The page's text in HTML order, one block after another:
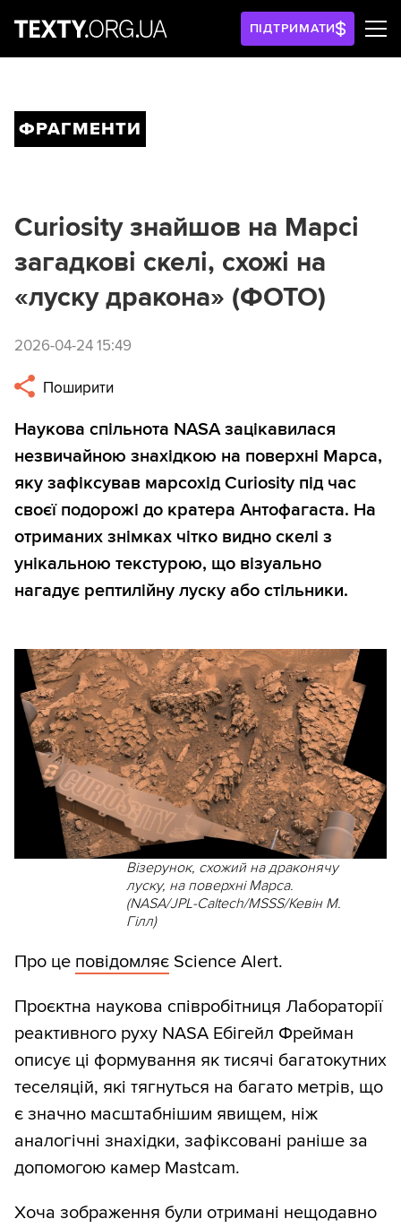
ПІДТРИМАТИ
ФРАГМЕНТИ
Curiosity знайшов на Марсі
загадкові скелі, схожі на
«луску дракона» (ФОТО)
2026-04-24 15:49
Поширити
Наукова спільнота NASA зацікавилася
незвичайною знахідкою на поверхні Марса,
яку зафіксував марсохід Curiosity під час
своєї подорожі до кратера Антофагаста. На
отриманих знімках чітко видно скелі з
унікальною текстурою, що візуально
нагадує рептилійну луску або стільники.
Візерунок, схожий на драконячу
луску, на поверхні Марса.
(NASA/JPL-Caltech/MSSS/Кевін М.
Гілл)
Про це повідомляє Science Alert.
Проєктна наукова співробітниця Лабораторії
реактивного руху NASA Ебігейл Фрейман
описує ці формування як тисячі багатокутних
теселяцій, які тягнуться на багато метрів, що
є значно масштабнішим явищем, ніж
аналогічні знахідки, зафіксовані раніше за
допомогою камер Mastcam.
Хоча зображення були отримані нещодавно